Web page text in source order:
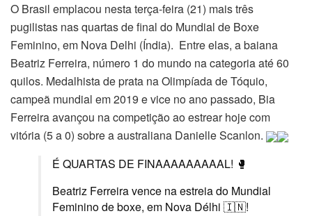
O Brasil emplacou nesta terça-feira (21) mais três
pugilistas nas quartas de final do Mundial de Boxe
Feminino, em Nova Delhi (Índia). Entre elas, a baiana
Beatriz Ferreira, número 1 do mundo na categoria até 60
quilos. Medalhista de prata na Olimpíada de Tóquio,
campeã mundial em 2019 e vice no ano passado, Bia
Ferreira avançou na competição ao estrear hoje com
vitória (5 a 0) sobre a australiana Danielle Scanlon.
É QUARTAS DE FINAAAAAAAAAL! 🥊
Beatriz Ferreira vence na estreia do Mundial
Feminino de boxe, em Nova Délhi 🇮🇳!